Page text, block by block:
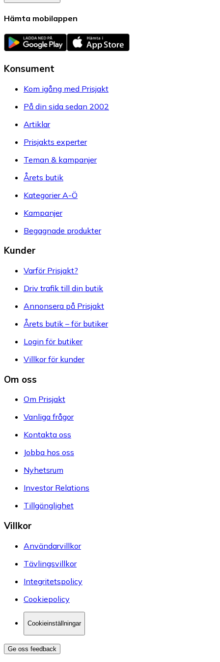
Hämta mobilappen
Konsument
Kom igång med Prisjakt
På din sida sedan 2002
Artiklar
Prisjakts experter
Teman & kampanjer
Årets butik
Kategorier A-Ö
Kampanjer
Begagnade produkter
Kunder
Varför Prisjakt?
Driv trafik till din butik
Annonsera på Prisjakt
Årets butik – för butiker
Login för butiker
Villkor för kunder
Om oss
Om Prisjakt
Vanliga frågor
Kontakta oss
Jobba hos oss
Nyhetsrum
Investor Relations
Tillgänglighet
Villkor
Användarvillkor
Tävlingsvillkor
Integritetspolicy
Cookiepolicy
Cookieinställningar
Ge oss feedback